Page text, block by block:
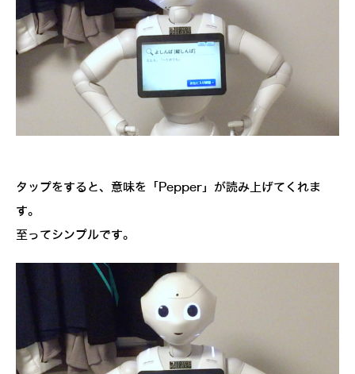
タップをすると、意味を「Pepper」が読み上げてくれま
す。
至ってシンプルです。